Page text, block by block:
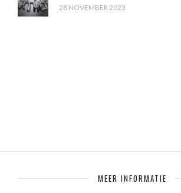
28 NOVEMBER 2023
MEER INFORMATIE